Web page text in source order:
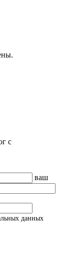
с
ваш
данных